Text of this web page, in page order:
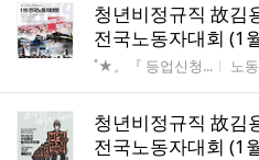
청년비정규직 故김
전국노동자대회 (1
게시판명
˚★。『 등업신청... 작
노
청년비정규직 故김
전국노동자대회 (1